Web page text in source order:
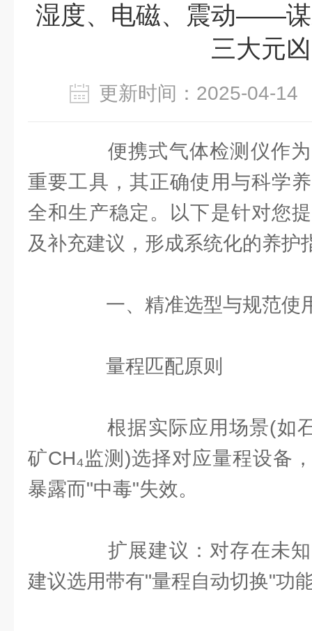
湿度、电磁、震动——谋
三大元凶
更新时间：2025-04-
便携式气体检测仪作为
重要工具，其正确使用与科学
全和生产稳定。以下是针对您
及补充建议，形成系统化的养护
一、精准选型与规范使
量程匹配原则
根据实际应用场景(如石
矿CH₄监测)选择对应量程设备
暴露而"中毒"失效。
扩展建议：对存在未知
建议选用带有"量程自动切换"功